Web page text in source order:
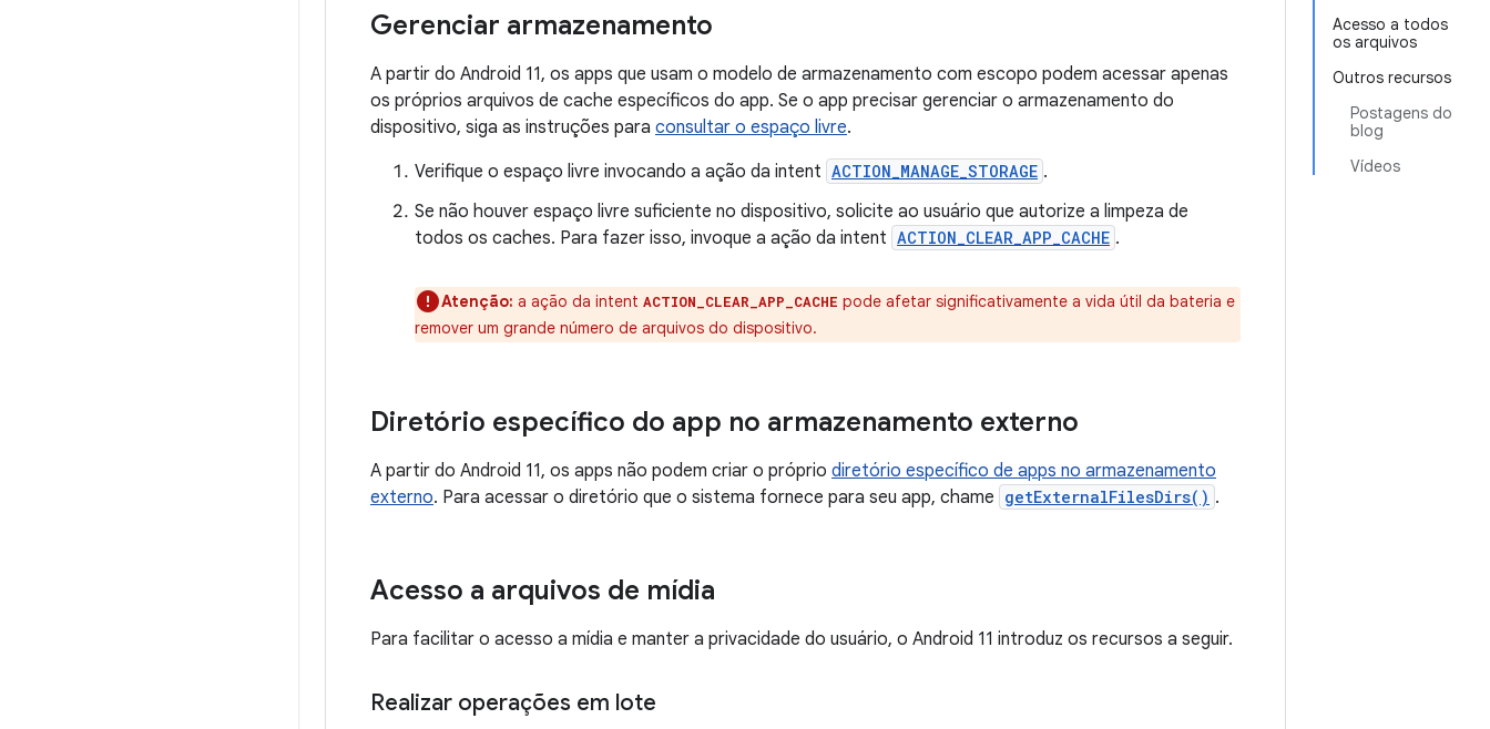
Acesso a todos
os arquivos
Outros recursos
Postagens do
blog
Vídeos
Gerenciar armazenamento
A partir do Android 11, os apps que usam o modelo de armazenamento com escopo podem acessar apenas
os próprios arquivos de cache específicos do app. Se o app precisar gerenciar o armazenamento do
dispositivo, siga as instruções para consultar o espaço livre.
Verifique o espaço livre invocando a ação da intent ACTION_MANAGE_STORAGE .
Se não houver espaço livre suficiente no dispositivo, solicite ao usuário que autorize a limpeza de
todos os caches. Para fazer isso, invoque a ação da intent ACTION_CLEAR_APP_CACHE .
Atenção: a ação da intent ACTION_CLEAR_APP_CACHE pode afetar significativamente a vida útil da bateria e
remover um grande número de arquivos do dispositivo.
Diretório específico do app no armazenamento externo
A partir do Android 11, os apps não podem criar o próprio diretório específico de apps no armazenamento
externo. Para acessar o diretório que o sistema fornece para seu app, chame getExternalFilesDirs() .
Acesso a arquivos de mídia
Para facilitar o acesso a mídia e manter a privacidade do usuário, o Android 11 introduz os recursos a seguir.
Realizar operações em lote